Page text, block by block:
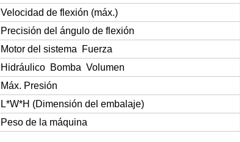
Velocidad de flexión (máx.)
Precisión del ángulo de flexión
Motor del sistema Fuerza
Hidráulico Bomba Volumen
Máx. Presión
L*W*H (Dimensión del embalaje)
Peso de la máquina